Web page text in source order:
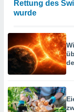
Rettung des
wurde